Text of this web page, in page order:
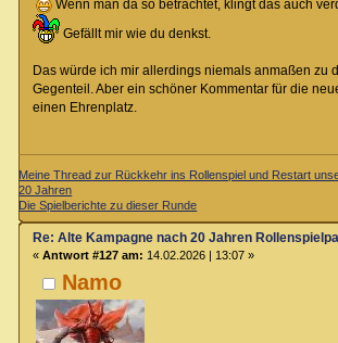
Wenn man da so betrachtet, klingt das auch
Gefällt mir wie du denkst.
Das würde ich mir allerdings niemals anmaßen zu
Gegenteil. Aber ein schöner Kommentar für die
einen Ehrenplatz.
Meine Thread zur Rückkehr ins Rollenspiel und Restart
20 Jahren
Die Spielberichte zu dieser Runde
Namo
Re: Alte Kampagne nach 20 Jahren
« Antwort #127 am: 14.02.2026 | 13:07 »